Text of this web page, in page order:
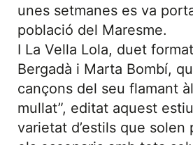
unes setmanes es va
població del Maresme.
I La Vella Lola, duet
Bergadà i Marta Bombí,
cançons del seu flamant
mullat”, editat aquest
varietat d’estils que solen